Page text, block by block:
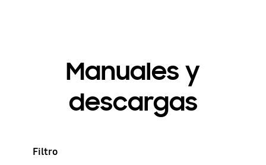
Manuales y
descargas
Filtro